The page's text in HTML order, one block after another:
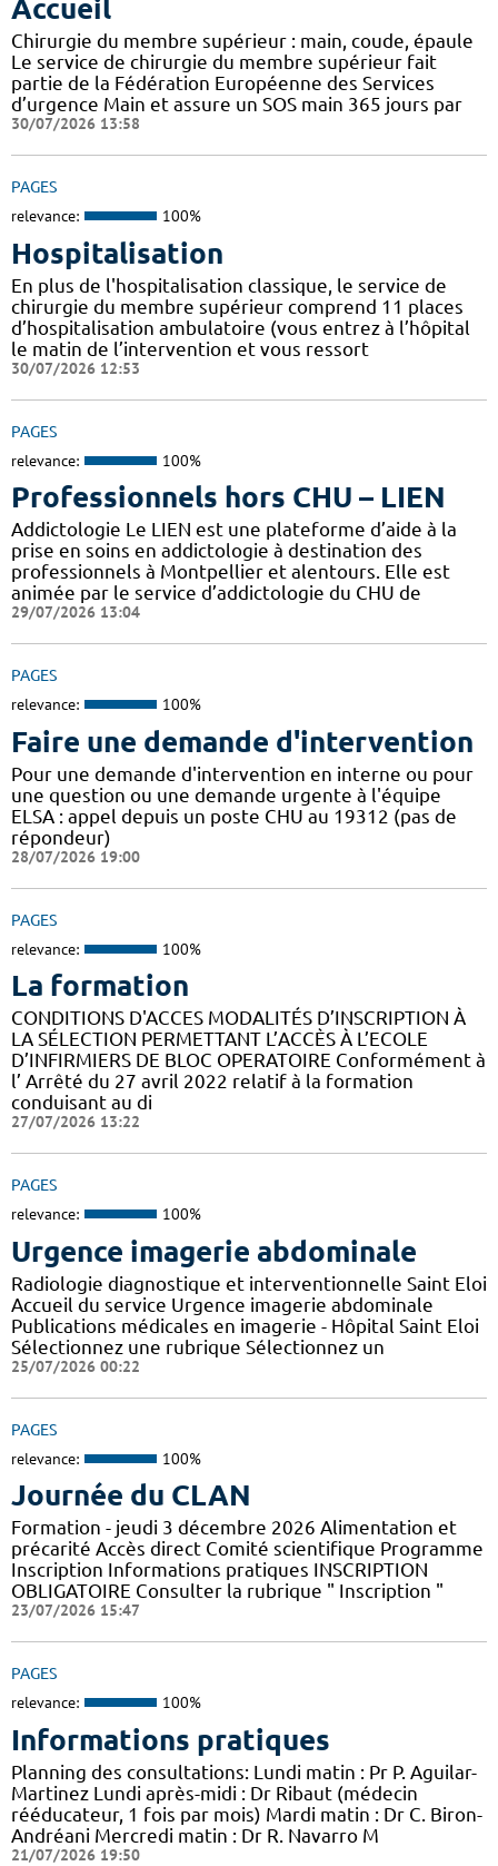
Accueil
Chirurgie du membre supérieur : main, coude, épaule
Le service de chirurgie du membre supérieur fait
partie de la Fédération Européenne des Services
d’urgence Main et assure un SOS main 365 jours par
30/07/2026 13:58
PAGES
relevance: 100%
Hospitalisation
En plus de l'hospitalisation classique, le service de
chirurgie du membre supérieur comprend 11 places
d’hospitalisation ambulatoire (vous entrez à l’hôpital
le matin de l’intervention et vous ressort
30/07/2026 12:53
PAGES
relevance: 100%
Professionnels hors CHU – LIEN
Addictologie Le LIEN est une plateforme d’aide à la
prise en soins en addictologie à destination des
professionnels à Montpellier et alentours. Elle est
animée par le service d’addictologie du CHU de
29/07/2026 13:04
PAGES
relevance: 100%
Faire une demande d'intervention
Pour une demande d'intervention en interne ou pour
une question ou une demande urgente à l'équipe
ELSA : appel depuis un poste CHU au 19312 (pas de
répondeur)
28/07/2026 19:00
PAGES
relevance: 100%
La formation
CONDITIONS D'ACCES MODALITÉS D’INSCRIPTION À
LA SÉLECTION PERMETTANT L’ACCÈS À L’ECOLE
D’INFIRMIERS DE BLOC OPERATOIRE Conformément à
l’ Arrêté du 27 avril 2022 relatif à la formation
conduisant au di
27/07/2026 13:22
PAGES
relevance: 100%
Urgence imagerie abdominale
Radiologie diagnostique et interventionnelle Saint Eloi
Accueil du service Urgence imagerie abdominale
Publications médicales en imagerie - Hôpital Saint Eloi
Sélectionnez une rubrique Sélectionnez un
25/07/2026 00:22
PAGES
relevance: 100%
Journée du CLAN
Formation - jeudi 3 décembre 2026 Alimentation et
précarité Accès direct Comité scientifique Programme
Inscription Informations pratiques ​INSCRIPTION
OBLIGATOIRE Consulter la rubrique " Inscription "
23/07/2026 15:47
PAGES
relevance: 100%
Informations pratiques
Planning des consultations: Lundi matin : Pr P. Aguilar-
Martinez Lundi après-midi : Dr Ribaut (médecin
rééducateur, 1 fois par mois) Mardi matin : Dr C. Biron-
Andréani Mercredi matin : Dr R. Navarro M
21/07/2026 19:50